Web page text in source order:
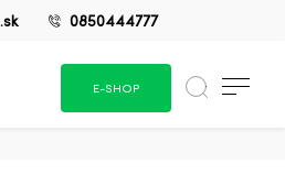
0850444777
E-SHOP